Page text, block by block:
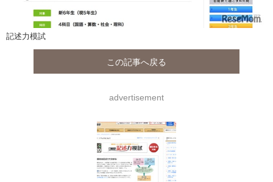
記述力模試
この記事へ戻る
advertisement